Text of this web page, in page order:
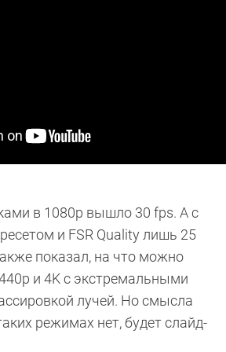
в 1080p вышло 30 fps. А с
и FSR Quality лишь 25
показал, на что можно
и 4K с экстремальными
лучей. Но смысла
режимах нет, будет слайд-